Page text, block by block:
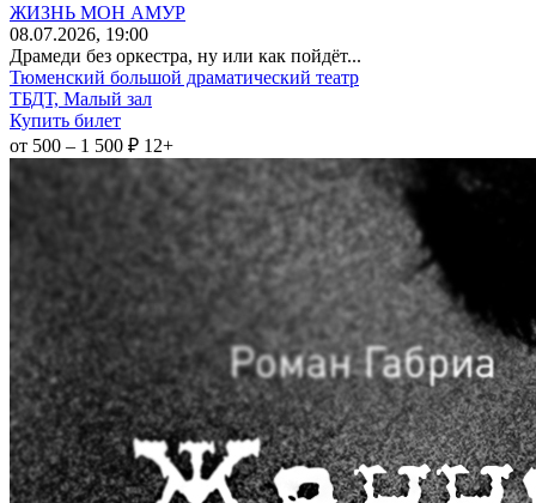
ЖИЗНЬ МОН АМУР
08.07.2026, 19:00
Драмеди без оркестра, ну или как пойдёт...
Тюменский большой драматический театр
ТБДТ, Малый зал
Купить билет
от 500 – 1 500 ₽ 12+